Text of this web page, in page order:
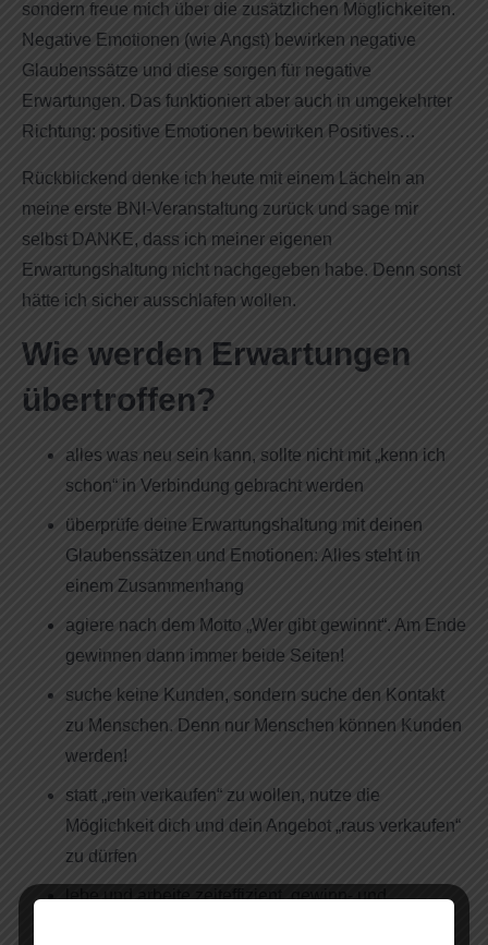
sondern freue mich über die zusätzlichen Möglichkeiten.
Negative Emotionen (wie Angst) bewirken negative
Glaubenssätze und diese sorgen für negative
Erwartungen. Das funktioniert aber auch in umgekehrter
Richtung: positive Emotionen bewirken Positives…
Rückblickend denke ich heute mit einem Lächeln an
meine erste BNI-Veranstaltung zurück und sage mir
selbst DANKE, dass ich meiner eigenen
Erwartungshaltung nicht nachgegeben habe. Denn sonst
hätte ich sicher ausschlafen wollen.
Wie werden Erwartungen
übertroffen?
alles was neu sein kann, sollte nicht mit „kenn ich
schon“ in Verbindung gebracht werden
überprüfe deine Erwartungshaltung mit deinen
Glaubenssätzen und Emotionen: Alles steht in
einem Zusammenhang
agiere nach dem Motto „Wer gibt gewinnt“. Am Ende
gewinnen dann immer beide Seiten!
suche keine Kunden, sondern suche den Kontakt
zu Menschen. Denn nur Menschen können Kunden
werden!
statt „rein verkaufen“ zu wollen, nutze die
Möglichkeit dich und dein Angebot „raus verkaufen“
zu dürfen
lebe und arbeite zeiteffizient, gewinn- und